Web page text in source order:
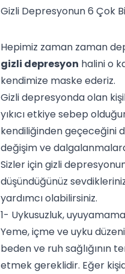
Gizli Depresyonun 6 Çok
Hepimiz zaman zaman
gizli depresyon halini o
kendimize maske ederiz.
Gizli depresyonda olan
yıkıcı etkiye sebep
kendiliğinden geçeceğini
değişim ve
Sizler için gizli
düşündüğünüz
yardımcı olabilirsiniz.
1- Uykusuzluk,
Yeme, içme ve uyku
beden ve ruh sağlığının
etmek gereklidir. Eğer